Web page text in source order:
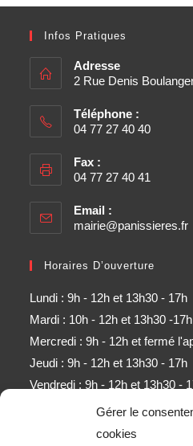
Gérer le
cookies
Infos Pratiques
Adresse
2 Rue Denis
Téléphone :
04 77 27 40 40
Fax :
04 77 27 40 41
Email :
mairie@panissieres.fr
Horaires D’ouverture
Lundi : 9h - 12h et 13h30 - 17h
Mardi : 10h - 12h et 13h30 -17h
Mercredi : 9h - 12h et fermé
Jeudi : 9h - 12h et 13h30 - 17h
Vendredi : 9h - 12h et 13h30 -
Samedi : 9h - 11h (sauf mois